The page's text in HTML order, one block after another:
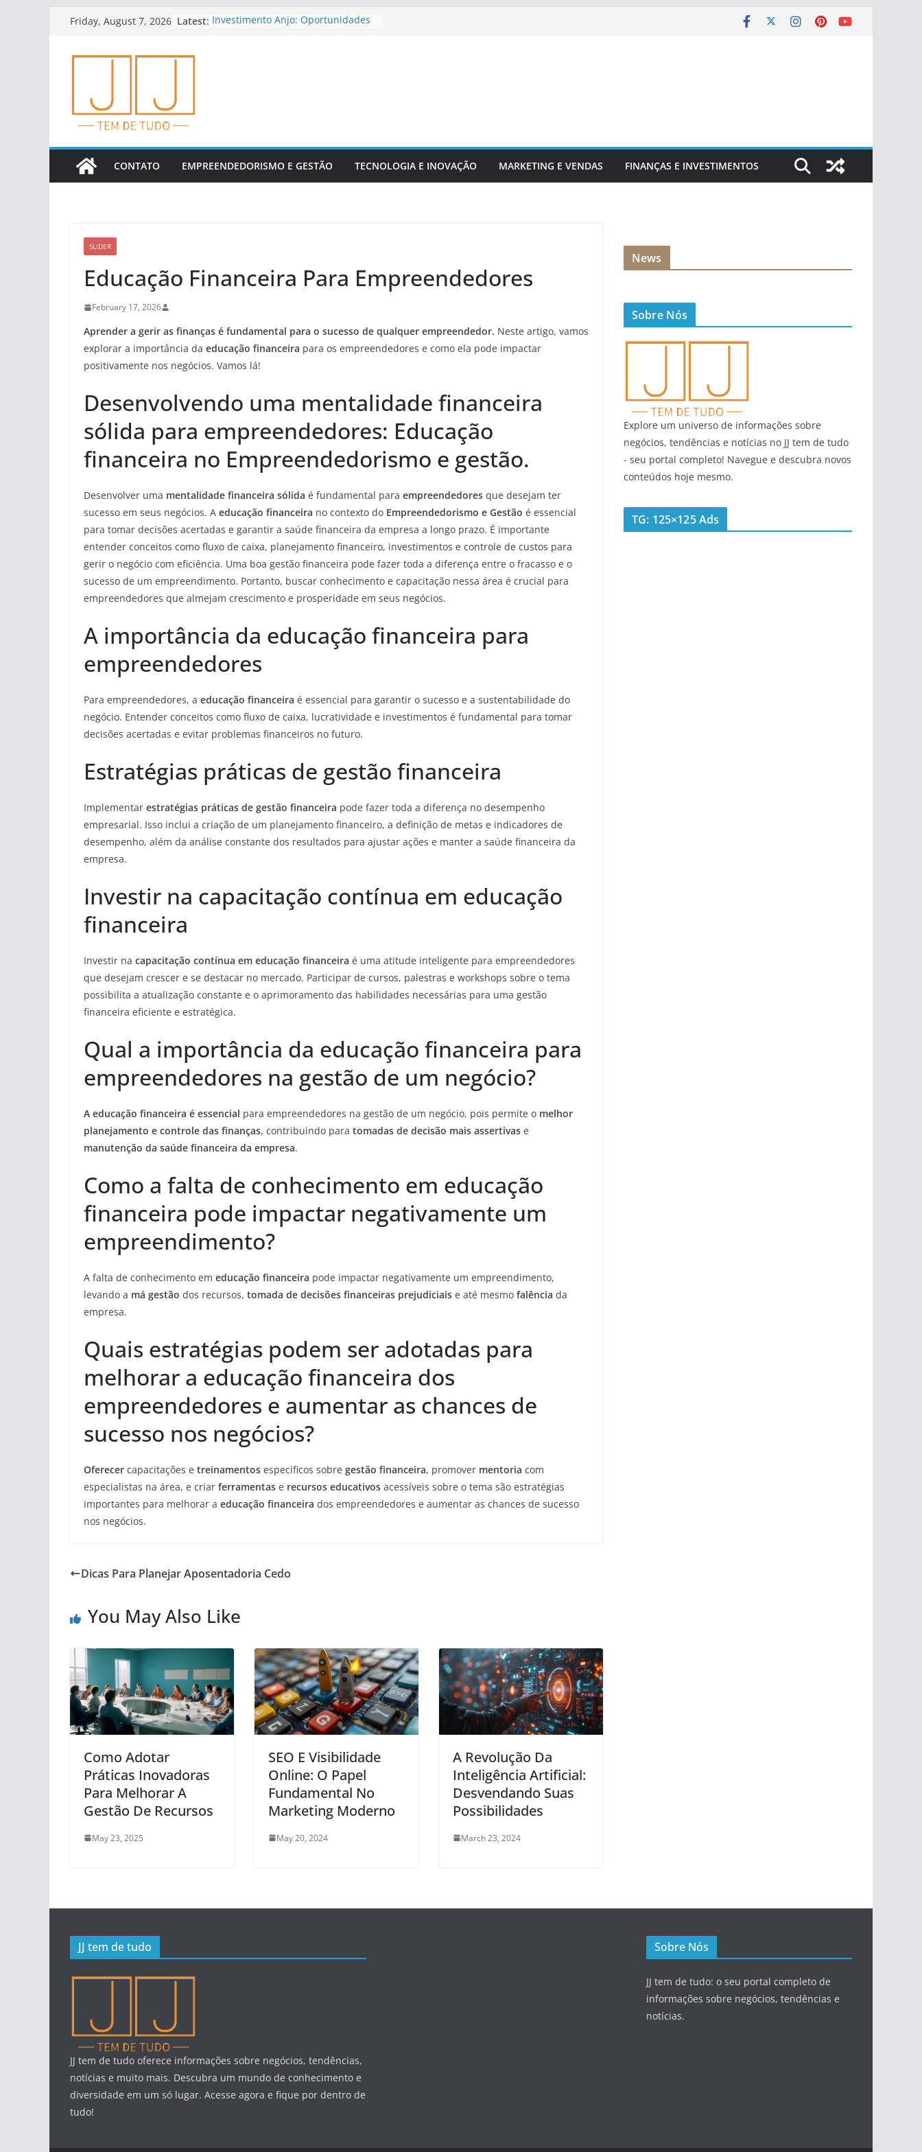
content
Friday, August 7, 2026 Latest: Investimento Anjo: Oportunidades
Financeiros
CONTATO
EMPREENDEDORISMO E GESTÃO TECNOLOGIA E INOVAÇÃO MARKETING E VENDAS FINANÇAS E INVESTIMENTOS
SLIDER
Educação Financeira Para Empreendedores
February 17, 2026
Aprender a gerir as finanças é fundamental para o sucesso de qualquer empreendedor. Neste artigo, vamos
explorar a importância da educação financeira para os empreendedores e como ela pode impactar
positivamente nos negócios. Vamos lá!
Desenvolvendo uma mentalidade financeira
sólida para empreendedores: Educação
financeira no Empreendedorismo e gestão.
Desenvolver uma mentalidade financeira sólida é fundamental para empreendedores que desejam ter
sucesso em seus negócios. A educação financeira no contexto do Empreendedorismo e Gestão é essencial
para tomar decisões acertadas e garantir a saúde financeira da empresa a longo prazo. É importante
entender conceitos como fluxo de caixa, planejamento financeiro, investimentos e controle de custos para
gerir o negócio com eficiência. Uma boa gestão financeira pode fazer toda a diferença entre o fracasso e o
sucesso de um empreendimento. Portanto, buscar conhecimento e capacitação nessa área é crucial para
empreendedores que almejam crescimento e prosperidade em seus negócios.
A importância da educação financeira para
empreendedores
Para empreendedores, a educação financeira é essencial para garantir o sucesso e a sustentabilidade do
negócio. Entender conceitos como fluxo de caixa, lucratividade e investimentos é fundamental para tomar
decisões acertadas e evitar problemas financeiros no futuro.
Estratégias práticas de gestão financeira
Implementar estratégias práticas de gestão financeira pode fazer toda a diferença no desempenho
empresarial. Isso inclui a criação de um planejamento financeiro, a definição de metas e indicadores de
desempenho, além da análise constante dos resultados para ajustar ações e manter a saúde financeira da
empresa.
Investir na capacitação contínua em educação
financeira
Investir na capacitação contínua em educação financeira é uma atitude inteligente para empreendedores
que desejam crescer e se destacar no mercado. Participar de cursos, palestras e workshops sobre o tema
possibilita a atualização constante e o aprimoramento das habilidades necessárias para uma gestão
financeira eficiente e estratégica.
Qual a importância da educação financeira para
empreendedores na gestão de um negócio?
A educação financeira é essencial para empreendedores na gestão de um negócio, pois permite o melhor
planejamento e controle das finanças, contribuindo para tomadas de decisão mais assertivas e
manutenção da saúde financeira da empresa.
Como a falta de conhecimento em educação
financeira pode impactar negativamente um
empreendimento?
A falta de conhecimento em educação financeira pode impactar negativamente um empreendimento,
levando a má gestão dos recursos, tomada de decisões financeiras prejudiciais e até mesmo falência da
empresa.
Quais estratégias podem ser adotadas para
melhorar a educação financeira dos
empreendedores e aumentar as chances de
sucesso nos negócios?
Oferecer capacitações e treinamentos específicos sobre gestão financeira, promover mentoria com
especialistas na área, e criar ferramentas e recursos educativos acessíveis sobre o tema são estratégias
importantes para melhorar a educação financeira dos empreendedores e aumentar as chances de sucesso
nos negócios.
Dicas Para Planejar Aposentadoria Cedo
You May Also Like
Como Adotar
Práticas Inovadoras
Para Melhorar A
Gestão De Recursos
May 23, 2025
SEO E Visibilidade
Online: O Papel
Fundamental No
Marketing Moderno
May 20, 2024
A Revolução Da
Inteligência Artificial:
Desvendando Suas
Possibilidades
March 23, 2024
News
Sobre Nós
Explore um universo de informações sobre
negócios, tendências e notícias no JJ tem de tudo
- seu portal completo! Navegue e descubra novos
conteúdos hoje mesmo.
TG: 125×125 Ads
JJ tem de tudo
JJ tem de tudo oferece informações sobre negócios, tendências,
notícias e muito mais. Descubra um mundo de conhecimento e
diversidade em um só lugar. Acesse agora e fique por dentro de
tudo!
Sobre Nós
JJ tem de tudo: o seu portal completo de
informações sobre negócios, tendências e
notícias.